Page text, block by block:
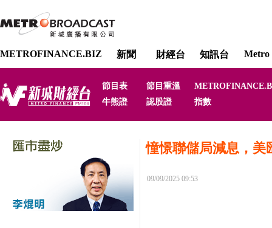
METROFINANCE.BIZ 新聞 財經台 知訊台 Metro
節目表 節目重溫
牛熊證
認股證 指數
憧憬聯儲局減息，美
09/09/2025 09:53